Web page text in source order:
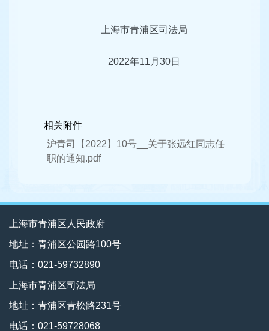
上海市青浦区司法局
2022年11月30日
相关附件
沪青司【2022】10号__关于张远红同志任
职的通知.pdf
上海市青浦区人民政府
地址：青浦区公园路100号
电话：021-59732890
上海市青浦区司法局
地址：青浦区青松路231号
电话：021-59728068